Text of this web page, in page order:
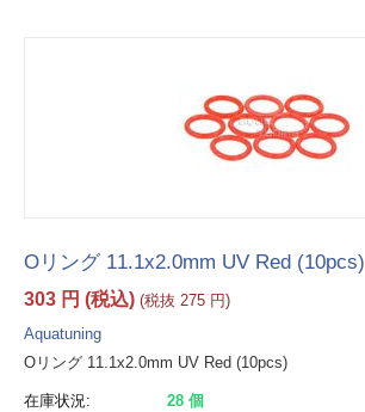
Oリング 11.1x2.0mm UV Red (10pcs)
303 円 (税込) (税抜 275 円)
Aquatuning
Oリング 11.1x2.0mm UV Red (10pcs)
在庫状況: 28 個